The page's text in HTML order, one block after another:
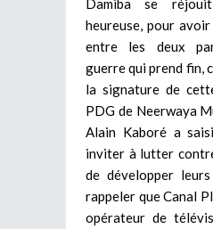
heureuse, pour
entre les deux
guerre qui prend fin,
la signature de
PDG de Neerwaya
Alain Kaboré a
inviter à lutter
de développer
rappeler que Canal
opérateur de